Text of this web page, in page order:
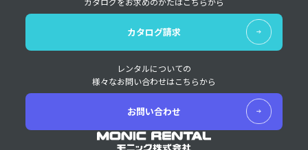
カタログ請求
レンタルについての
様々なお問い合わせはこちらから
お問い合わせ